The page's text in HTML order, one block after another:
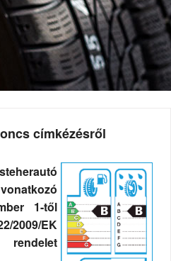
címkézésről
1-től
2009/EK